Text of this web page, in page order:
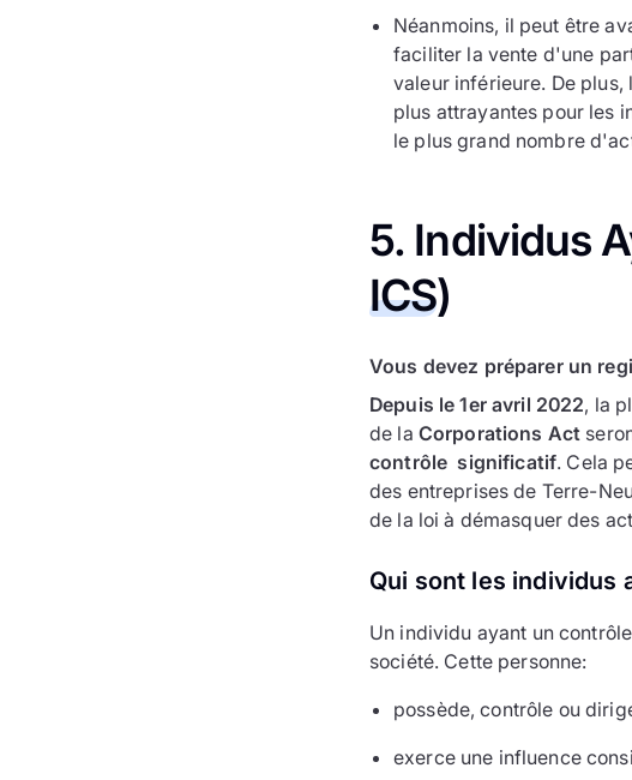
Néanmoins, il peut être
faciliter la vente d'une
valeur inférieure. De
plus attrayantes pour les
le plus grand nombre
5. Individus
ICS)
Vous devez préparer un
Depuis le 1er avril 2022, la
de la Corporations Act
contrôle significatif. Cela
des entreprises de Terre-
de la loi à démasquer des
Qui sont les individus
Un individu ayant un
société. Cette personne:
possède, contrôle ou
exerce une influence